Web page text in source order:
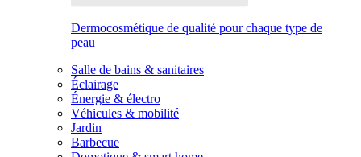
Dermocosmétique de qualité pour chaque type de
peau
Salle de bains & sanitaires
Éclairage
Énergie & électro
Véhicules & mobilité
Jardin
Barbecue